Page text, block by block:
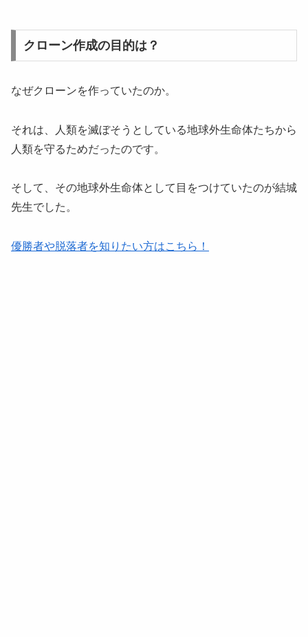
クローン作成の目的は？
なぜクローンを作っていたのか。
それは、人類を滅ぼそうとしている地球外生命体たちから
人類を守るためだったのです。
そして、その地球外生命体として目をつけていたのが結城
先生でした。
優勝者や脱落者を知りたい方はこちら！